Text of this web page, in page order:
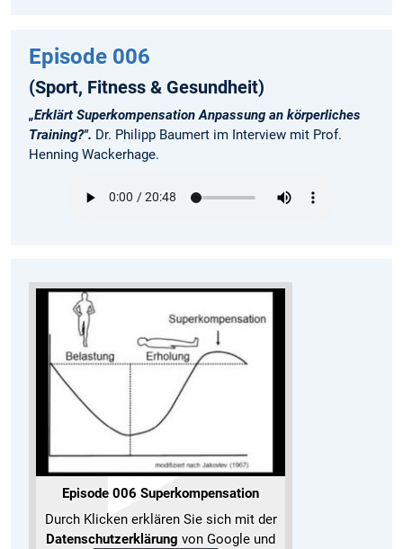
Episode 006
(Sport, Fitness & Gesundheit)
„Erklärt Superkompensation Anpassung an körperliches
Training?". Dr. Philipp Baumert im Interview mit Prof.
Henning Wackerhage.
Episode 006 Superkompensation
Durch Klicken erklären Sie sich mit der
Datenschutzerklärung von Google und